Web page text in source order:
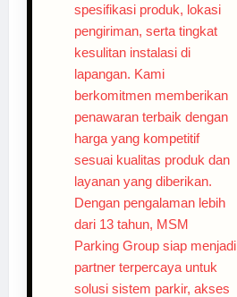
spesifikasi produk, lokasi
pengiriman, serta tingkat
kesulitan instalasi di
lapangan. Kami
berkomitmen memberikan
penawaran terbaik dengan
harga yang kompetitif
sesuai kualitas produk dan
layanan yang diberikan.
Dengan pengalaman lebih
dari 13 tahun, MSM
Parking Group siap menjadi
partner terpercaya untuk
solusi sistem parkir, akses